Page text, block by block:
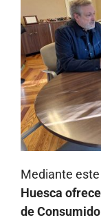
Mediante
Huesca
de